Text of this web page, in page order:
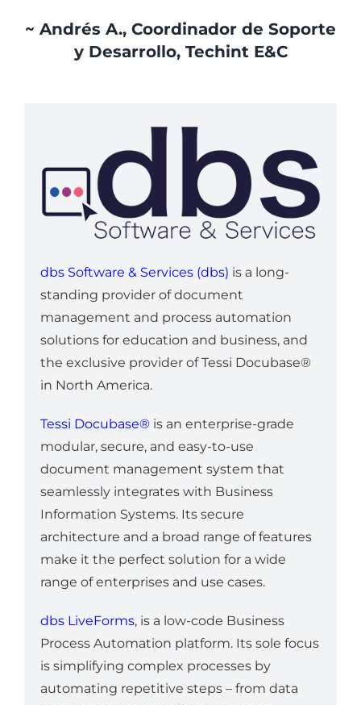
~ Andrés A., Coordinador de Soporte
y Desarrollo, Techint E&C
dbs Software & Services (dbs) is a long-
standing provider of document
management and process automation
solutions for education and business, and
the exclusive provider of Tessi Docubase®
in North America.
Tessi Docubase®is an enterprise-grade
modular, secure, and easy-to-use
document management system that
seamlessly integrates with Business
Information Systems. Its secure
architecture and a broad range of features
make it the perfect solution for a wide
range of enterprises and use cases.
dbs LiveForms, is a low-code Business
Process Automation platform. Its sole focus
is simplifying complex processes by
automating repetitive steps – from data